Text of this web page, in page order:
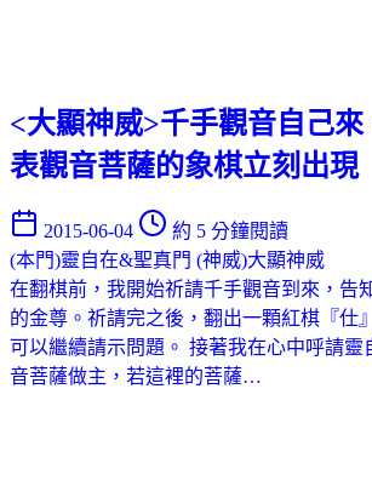
<大顯神威>千手觀音自己
表觀音菩薩的象棋立刻出現
2015-06-04
約 5 分鐘閱讀
(本門)靈自在&聖真門 (神威)大顯神威
在翻棋前，我開始祈請千手觀音到來，告
的金尊。祈請完之後，翻出一顆紅棋『仕
可以繼續請示問題。 接著我在心中呼請靈
音菩薩做主，若這裡的菩薩…